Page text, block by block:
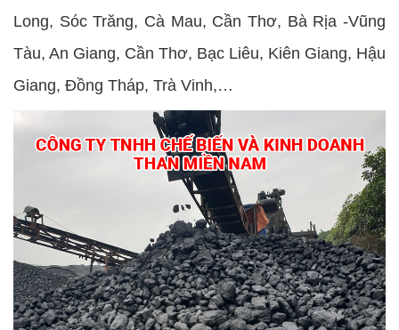
Long, Sóc Trăng, Cà Mau, Cần Thơ, Bà Rịa -Vũng
Tàu, An Giang, Cần Thơ, Bạc Liêu, Kiên Giang, Hậu
Giang, Đồng Tháp, Trà Vinh,…